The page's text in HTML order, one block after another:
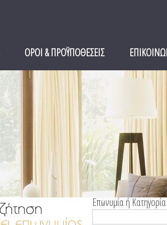
ΟΡΟΙ & ΠΡΟΫΠΟΘΕΣΕΙΣ
Επωνυμία ή Κατηγορία